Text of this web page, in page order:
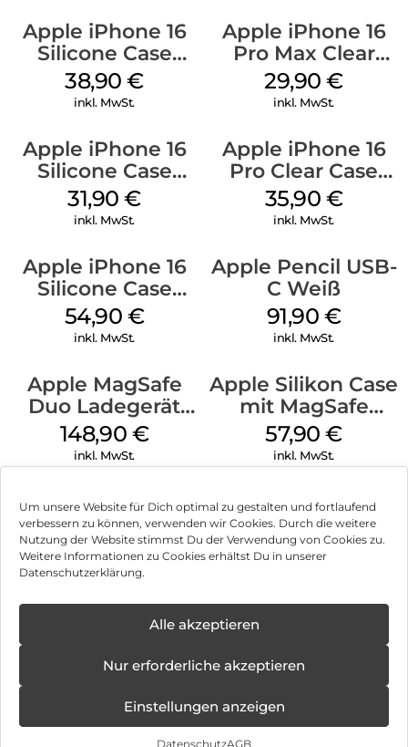
Um unsere Website für Dich optimal zu gestalten und fortlaufend
verbessern zu können, verwenden wir Cookies. Durch die weitere
Nutzung der Website stimmst Du der Verwendung von Cookies zu.
Weitere Informationen zu Cookies erhältst Du in unserer
Datenschutzerklärung.
Alle akzeptieren
Nur erforderliche akzeptieren
Einstellungen anzeigen
DatenschutzAGB
Apple iPhone 16
Silicone Case
MagSafe
Ultramarine
38,90€
inkl. MwSt.
Apple iPhone 16
Pro Max Clear
Case MagSafe
Transparent
29,90€
inkl. MwSt.
Apple iPhone 16
Silicone Case
MagSafe Fuchsia
31,90€
inkl. MwSt.
Apple iPhone 16
Pro Clear Case
MagSafe
Transparent
35,90 €
inkl. MwSt.
Apple iPhone 16
Silicone Case
MagSafe Lake
Green
54,90 €
inkl. MwSt.
Apple Pencil USB-
C Weiß
91,90 €
inkl. MwSt.
Apple MagSafe
Duo Ladegerät
Weiß
148,90 €
inkl. MwSt.
Apple Silikon Case
mit MagSafe
iPhone 14 Pro
(PRODUCT)RED
57,90€
inkl. MwSt.
Impressum
Hinweis zur Batterieentsorgung
Newsletter